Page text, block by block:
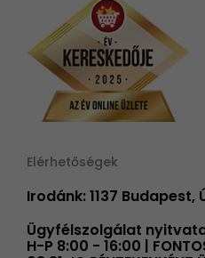
Elérhetőségek
Irodánk: 1137
Ügyfélszolgálat
H-P 8:00 - 16:00 |